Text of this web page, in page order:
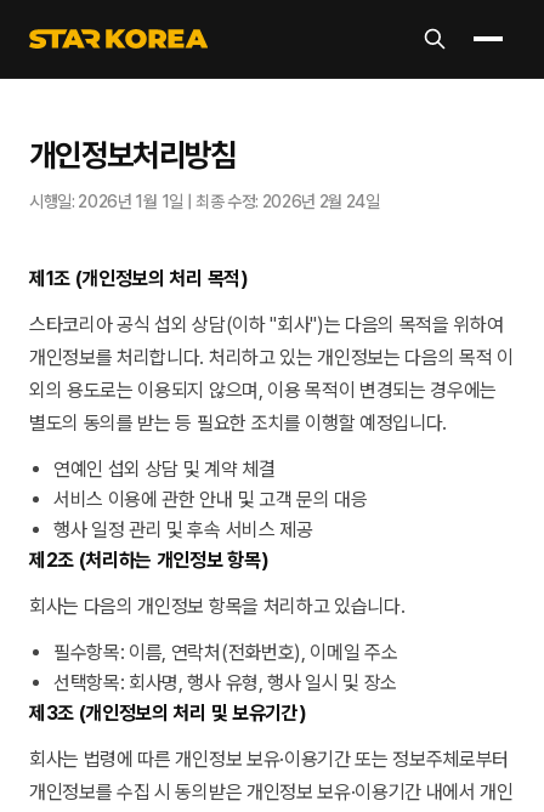
개인정보처리방침
시행일: 2026년 1월 1일 | 최종 수정: 2026년 2월 24일
제1조 (개인정보의 처리 목적)
스타코리아 공식 섭외 상담(이하 "회사")는 다음의 목적을 위하여
개인정보를 처리합니다. 처리하고 있는 개인정보는 다음의 목적 이
외의 용도로는 이용되지 않으며, 이용 목적이 변경되는 경우에는
별도의 동의를 받는 등 필요한 조치를 이행할 예정입니다.
연예인 섭외 상담 및 계약 체결
서비스 이용에 관한 안내 및 고객 문의 대응
행사 일정 관리 및 후속 서비스 제공
제2조 (처리하는 개인정보 항목)
회사는 다음의 개인정보 항목을 처리하고 있습니다.
필수항목: 이름, 연락처(전화번호), 이메일 주소
선택항목: 회사명, 행사 유형, 행사 일시 및 장소
제3조 (개인정보의 처리 및 보유기간)
회사는 법령에 따른 개인정보 보유·이용기간 또는 정보주체로부터
개인정보를 수집 시 동의받은 개인정보 보유·이용기간 내에서 개인